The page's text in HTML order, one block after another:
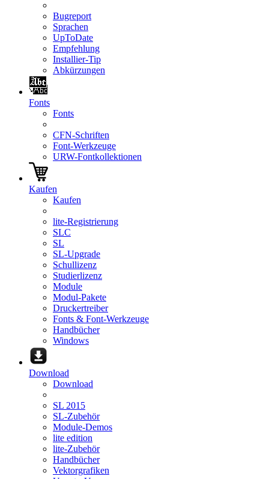
Bugreport
Sprachen
UpToDate
Empfehlung
Installier-Tip
Abkürzungen
Fonts
Fonts
CFN-Schriften
Font-Werkzeuge
URW-Fontkollektionen
Kaufen
Kaufen
lite-Registrierung
SLC
SL
SL-Upgrade
Schullizenz
Studierlizenz
Module
Modul-Pakete
Druckertreiber
Fonts & Font-Werkzeuge
Handbücher
Windows
Download
Download
SL 2015
SL-Zubehör
Module-Demos
lite edition
lite-Zubehör
Handbücher
Vektorgrafiken